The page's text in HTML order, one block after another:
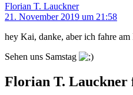
Florian T. Lauckner
21. November 2019 um 21:58
hey Kai, danke, aber ich fahre
Sehen uns Samstag
Florian T. Lauckner